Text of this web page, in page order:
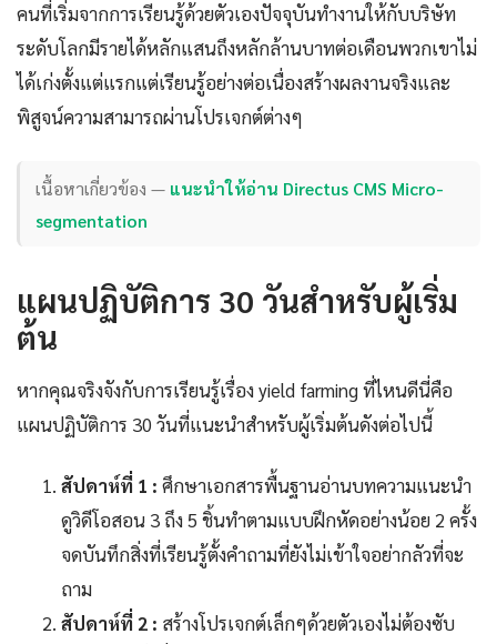
คนที่เริ่มจากการเรียนรู้ด้วยตัวเองปัจจุบันทำงานให้กับบริษัท
ระดับโลกมีรายได้หลักแสนถึงหลักล้านบาทต่อเดือนพวกเขาไม่
ได้เก่งตั้งแต่แรกแต่เรียนรู้อย่างต่อเนื่องสร้างผลงานจริงและ
พิสูจน์ความสามารถผ่านโปรเจกต์ต่างๆ
เนื้อหาเกี่ยวข้อง — แนะนำให้อ่าน Directus CMS Micro-
segmentation
แผนปฏิบัติการ 30 วันสำหรับผู้เริ่ม
ต้น
หากคุณจริงจังกับการเรียนรู้เรื่อง yield farming ที่ไหนดีนี่คือ
แผนปฏิบัติการ 30 วันที่แนะนำสำหรับผู้เริ่มต้นดังต่อไปนี้
สัปดาห์ที่ 1 : ศึกษาเอกสารพื้นฐานอ่านบทความแนะนำ
ดูวิดีโอสอน 3 ถึง 5 ชิ้นทำตามแบบฝึกหัดอย่างน้อย 2 ครั้ง
จดบันทึกสิ่งที่เรียนรู้ตั้งคำถามที่ยังไม่เข้าใจอย่ากลัวที่จะ
ถาม
สัปดาห์ที่ 2 : สร้างโปรเจกต์เล็กๆด้วยตัวเองไม่ต้องซับ